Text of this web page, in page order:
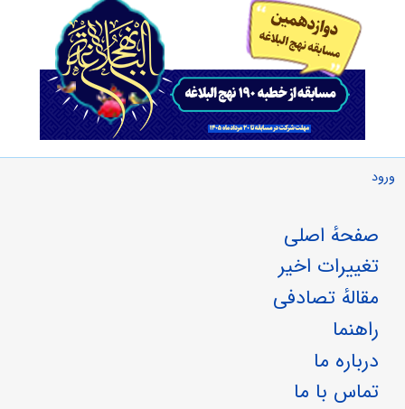
ورود
صفحهٔ اصلی
تغییرات اخیر
مقالهٔ تصادفی
راهنما
درباره ما
تماس با ما